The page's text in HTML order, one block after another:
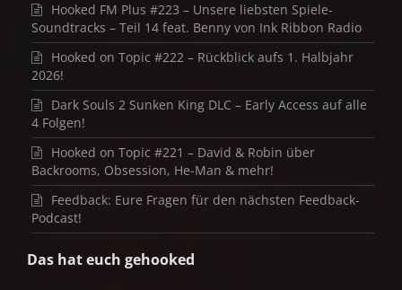
Hooked FM Plus #223 – Unsere liebsten Spiele-
Soundtracks – Teil 14 feat. Benny von Ink Ribbon Radio
Hooked on Topic #222 – Rückblick aufs 1. Halbjahr
2026!
Dark Souls 2 Sunken King DLC – Early Access auf alle
4 Folgen!
Hooked on Topic #221 – David & Robin über
Backrooms, Obsession, He-Man & mehr!
Feedback: Eure Fragen für den nächsten Feedback-
Podcast!
Das hat euch gehooked